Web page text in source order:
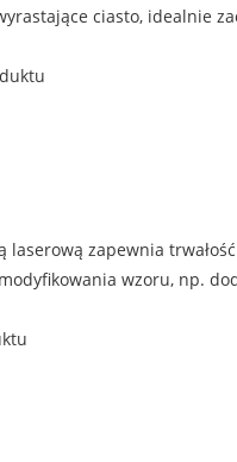
ciasto, idealnie
zapewnia
wzoru, np.